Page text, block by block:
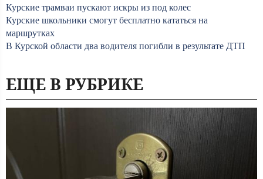
Курские трамваи пускают искры из под колес
Курские школьники смогут бесплатно кататься на
маршрутках
В Курской области два водителя погибли в результате ДТП
ЕЩЕ В РУБРИКЕ